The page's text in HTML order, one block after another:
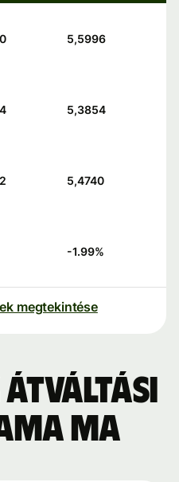
5,5996
5,3854
5,4740
-1.99%
megtekintése
átváltási
ma